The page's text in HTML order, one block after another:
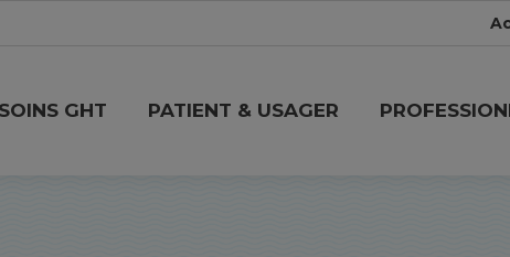
GHT PATIENT & USAGER